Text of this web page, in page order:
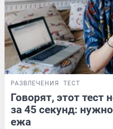
РАЗВЛЕЧЕНИЯ ТЕСТ
Говорят, этот
за 45 секунд:
ежа